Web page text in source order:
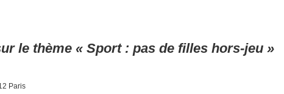
le thème « Sport : pas de filles hors-jeu »
Paris